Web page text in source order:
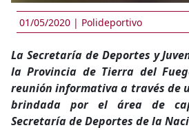
01/05/2020 | Polideportivo
La Secretaría de Deportes y
la Provincia de Tierra del
reunión informativa a través de
brindada por el área de
Secretaría de Deportes de la